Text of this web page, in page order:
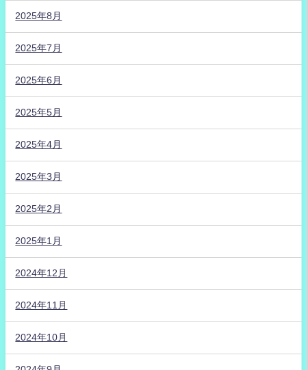
2025年8月
2025年7月
2025年6月
2025年5月
2025年4月
2025年3月
2025年2月
2025年1月
2024年12月
2024年11月
2024年10月